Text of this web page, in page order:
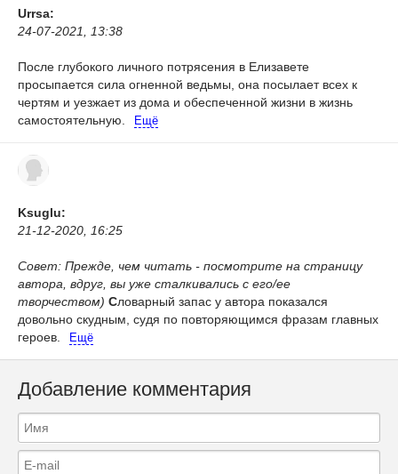
Urrsa:
24-07-2021, 13:38
После глубокого личного потрясения в Елизавете
просыпается сила огненной ведьмы, она посылает всех к
чертям и уезжает из дома и обеспеченной жизни в жизнь
самостоятельную.
Ещё
Ksuglu:
21-12-2020, 16:25
Совет: Прежде, чем читать - посмотрите на страницу
автора, вдруг, вы уже сталкивались с его/ее
творчеством) Словарный запас у автора показался
довольно скудным, судя по повторяющимся фразам главных
героев.
Ещё
Добавление комментария